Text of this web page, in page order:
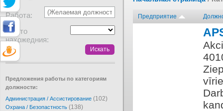
Работа:
Место
нахожедния:
Предложения работы по категориям
должности:
Администрация / Ассистирование (102)
Охрана / Безопастность (138)
Предприятие